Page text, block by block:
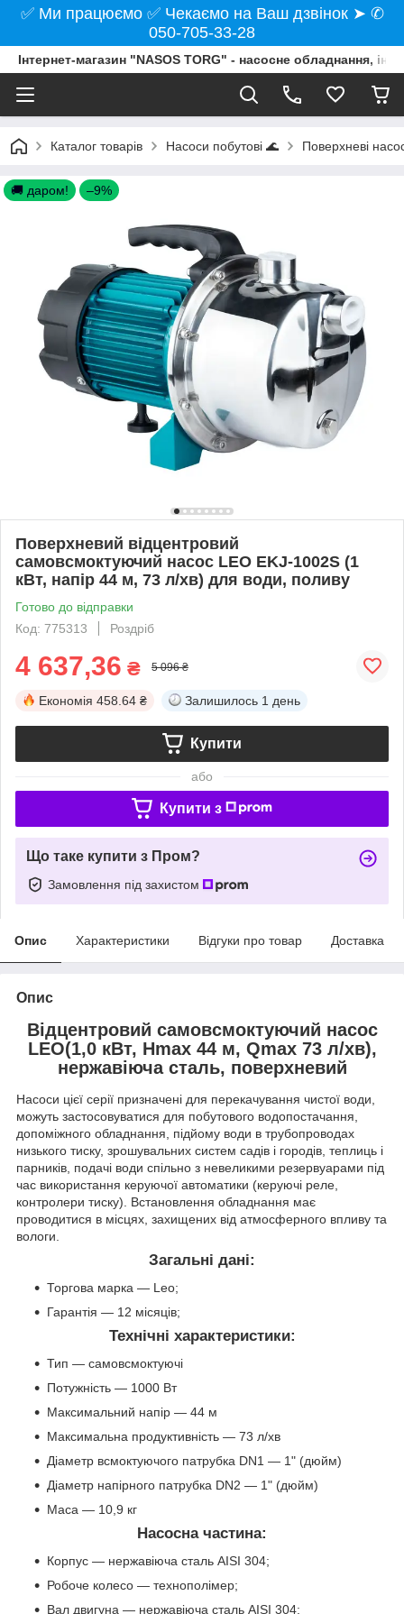
✅ Ми працюємо ✅ Чекаємо на Ваш дзвінок ➤ ✆
050-705-33-28
Інтернет-магазин "NASOS TORG" - насосне обладнання,
Каталог товарів Насоси побутові 🌊 Поверхневі
🚚 даром! –9%
Поверхневий відцентровий
самовсмоктуючий насос LEO EKJ-1002S (1
кВт, напір 44 м, 73 л/хв) для води, поливу
Готово до відправки
Код: 775313
Роздріб
4 637,36 ₴ 5 096 ₴
Економія 458.64 ₴ Залишилось 1 день
Купити
або
Купити з
Що таке купити з Пром?
Замовлення під захистом
Опис Характеристики Відгуки про товар Доставка
Опис
Відцентровий самовсмоктуючий насос
LEO(1,0 кВт, Hmax 44 м, Qmax 73 л/хв),
нержавіюча сталь, поверхневий
Насоси цієї серії призначені для перекачування чистої води,
можуть застосовуватися для побутового водопостачання,
допоміжного обладнання, підйому води в трубопроводах
низького тиску, зрошувальних систем садів і городів, теплиць і
парників, подачі води спільно з невеликими резервуарами під
час використання керуючої автоматики (керуючі реле,
контролери тиску). Встановлення обладнання має
проводитися в місцях, захищених від атмосферного впливу та
вологи.
Загальні дані:
Торгова марка — Leo;
Гарантія — 12 місяців;
Технічні характеристики:
Тип — самовсмоктуючі
Потужність — 1000 Вт
Максимальний напір — 44 м
Максимальна продуктивність — 73 л/хв
Діаметр всмоктуючого патрубка DN1 — 1" (дюйм)
Діаметр напірного патрубка DN2 — 1" (дюйм)
Маса — 10,9 кг
Насосна частина:
Корпус — нержавіюча сталь AISI 304;
Робоче колесо — технополімер;
Вал двигуна — нержавіюча сталь AISI 304;